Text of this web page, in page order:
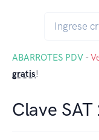
ABARROTES PDV -
gratis!
Clave